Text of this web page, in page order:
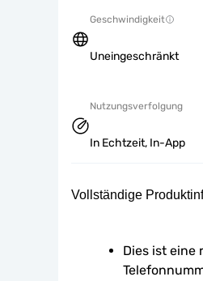
Geschwindigkeit
Uneingeschränkt
Nutzungsverfolgung
In Echtzeit, In-App
Vollständige
Dies ist eine